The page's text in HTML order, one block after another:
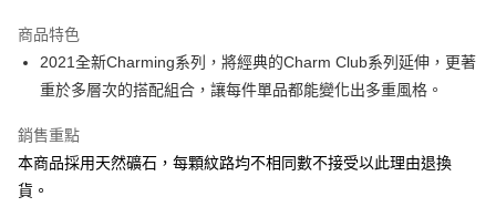
運送方式
每筆NT$100，滿NT$3,000(含以上)免運費
商品特色
2021全新Charming系列，將經典的Charm Club系列延伸，更著
重於多層次的搭配組合，讓每件單品都能變化出多重風格。
銷售重點
本商品採用天然礦石，每顆紋路均不相同數不接受以此理由退換
貨。